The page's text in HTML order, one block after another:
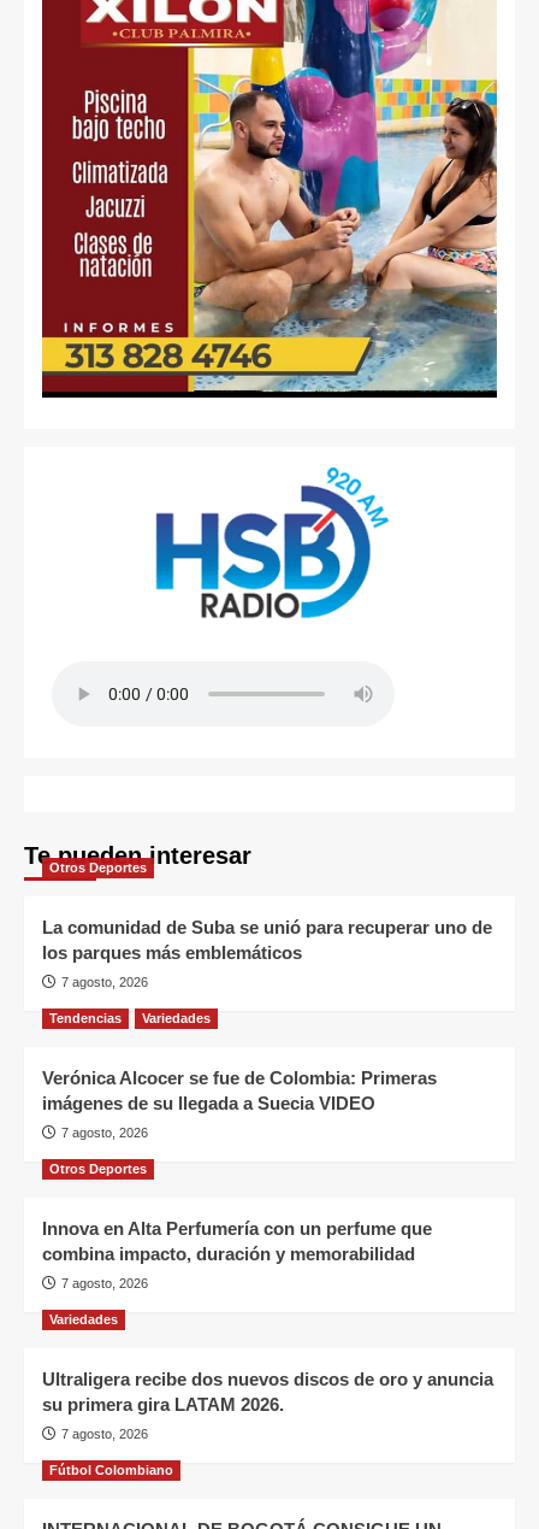
Te pueden interesar
Otros Deportes
La comunidad de Suba se unió para recuperar uno de
los parques más emblemáticos
7 agosto, 2026
Tendencias Variedades
Verónica Alcocer se fue de Colombia: Primeras
imágenes de su llegada a Suecia VIDEO
7 agosto, 2026
Otros Deportes
Innova en Alta Perfumería con un perfume que
combina impacto, duración y memorabilidad
7 agosto, 2026
Variedades
Ultraligera recibe dos nuevos discos de oro y anuncia
su primera gira LATAM 2026.
7 agosto, 2026
Fútbol Colombiano